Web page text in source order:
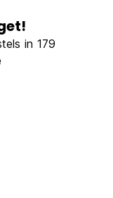
in 179